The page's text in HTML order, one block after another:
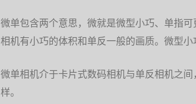
微单包含两个意思，微就是微型小巧、单指
相机有小巧的体积和单反一般的画质。微型
微单相机介于卡片式数码相机与单反相机之
样。